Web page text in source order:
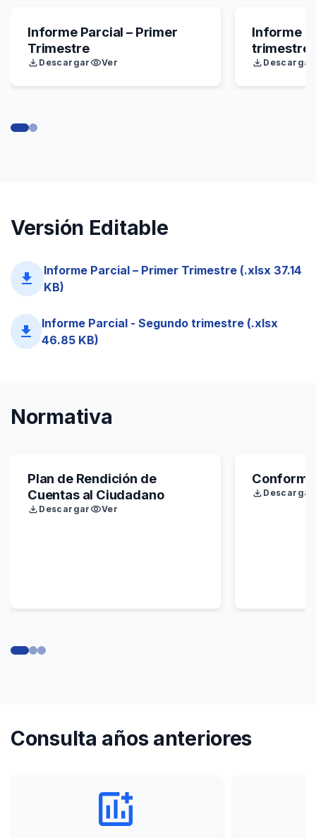
Informe Parcial – Primer
Trimestre
Descargar Ver
Informe
trimestre
Descargar
Versión Editable
file_download
Informe Parcial – Primer Trimestre (.xlsx 37.14
KB)
file_download
Informe Parcial - Segundo trimestre (.xlsx
46.85 KB)
Normativa
Plan de Rendición de
Cuentas al Ciudadano
Descargar Ver
Descargar
Consulta años anteriores
add_chart